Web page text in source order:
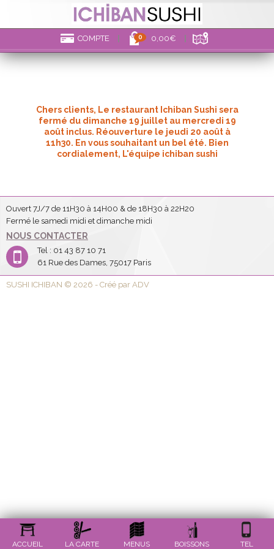
COMPTE 0 0,00€
Chers clients, Le restaurant Ichiban Sushi sera
fermé du dimanche 19 juillet au mercredi 19
août inclus. Réouverture le jeudi 20 août à
11h30. En vous souhaitant un bel été. Bien
cordialement, L'équipe ichiban sushi
Ouvert 7J/7 de 11H30 à 14H00 & de 18H30 à 22H20
Fermé le samedi midi et dimanche midi
NOUS CONTACTER
Tel : 01 43 87 10 71
61 Rue des Dames, 75017 Paris
SUSHI ICHIBAN © 2026 - Créé par ADV
ACCUEIL LA CARTE MENUS BOISSONS TEL